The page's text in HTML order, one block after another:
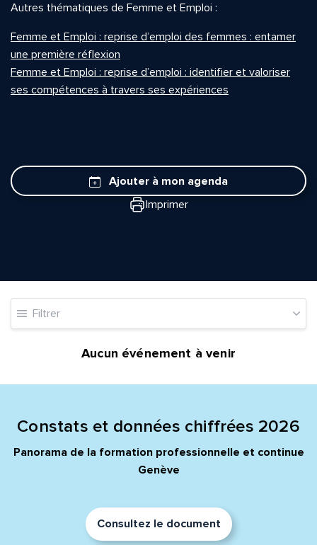
Autres thématiques de Femme et Emploi :
Femme et Emploi : reprise d’emploi des femmes : entamer
une première réflexion
Femme et Emploi : reprise d’emploi : identifier et valoriser
ses compétences à travers ses expériences
Ajouter à mon agenda
Imprimer
Filtrer
Aucun événement à venir
Constats et données chiffrées 2026
Panorama de la formation professionnelle et continue
Genève
Consultez le document
Prénom et nom*
Message*
Commentaire*